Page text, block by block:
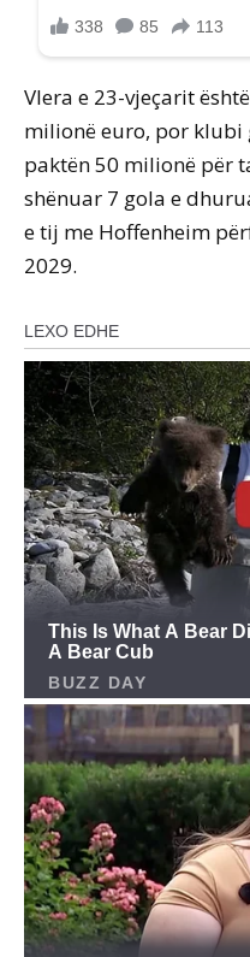
Vlera e 23-vjeçarit
milionë euro, por klubi
paktën 50 milionë për
shënuar 7 gola e
e tij me Hoffenheim
2029.